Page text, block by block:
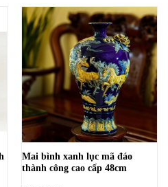
Mai bình xanh lục mã đáo
thành công cao cấp 48cm